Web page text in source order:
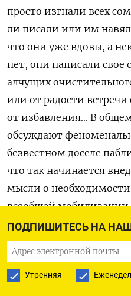
ПОДПИШИТЕСЬ НА
Утренняя
просто изгнали всех
ли писали или им
что они уже вдовы, а
нет, они написали свое
алчущих
или от радости
от избавления... В
обсуждают
безвестном доселе
что так начинается
мысли о
всеобщей
и, очевидно, в
Пригожина, щедро